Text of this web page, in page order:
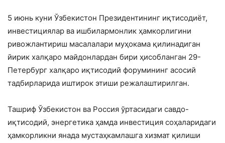
5 июнь куни Ўзбекистон Президентининг иқтисодиёт,
инвестициялар ва ишбилармонлик ҳамкорлигини
ривожлантириш масалалари муҳокама қилинадиган
йирик халқаро майдонлардан бири ҳисобланган 29-
Петербург халқаро иқтисодий форумининг асосий
тадбирларида иштирок этиши режалаштирилган.
Ташриф Ўзбекистон ва Россия ўртасидаги савдо-
иқтисодий, энергетика ҳамда инвестиция соҳаларидаги
ҳамкорликни янада мустаҳкамлашга хизмат қилиши